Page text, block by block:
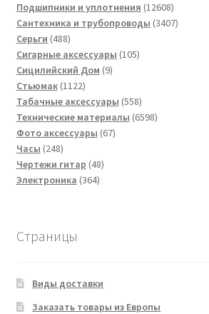
товаров
Подшипники и уплотнения 1260812608
товаров
Сантехника и трубопроводы 34073407
Серьги 488488
товаров
Сигарные аксессуары 105105
Сицилийский Дом 99
Стьюмак 11221122
товара
Табачные аксессуары 558558
товаров
Технические материалы 65986598
Фото аксессуары 6767
Часы 248248
товаров
Чертежи гитар 4848
Электроника 364364
Страницы
Виды доставки
Заказать товары из Европы